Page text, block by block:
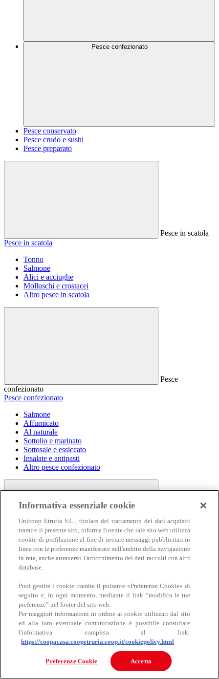
Pesce confezionato
Pesce conservato
Pesce crudo e sushi
Pesce preparato
Pesce in scatola
Pesce in scatola
Tonno
Salmone
Alici e acciughe
Molluschi e crostacei
Altro pesce in scatola
Pesce
confezionato
Pesce confezionato
Salmone
Affumicato
Al naturale
Sottolio e marinato
Sottosale e essiccato
Insalate e antipasti
Altro pesce confezionato
Carne
Carne
Bovino
Informativa essenziale cookie
Unicoop Etruria S.C., titolare del trattamento dei dati acquisiti
tramite il presente sito, informa l'utente che tale sito web utilizza
cookie di profilazione al fine di inviare messaggi pubblicitari in
linea con le preferenze manifestate nell'ambito della navigazione
in rete, anche attraverso l'arricchimento dei dati raccolti con altri
database.
Puoi gestire i cookie tramite il pulsante «Preferenze Cookie» di
seguito e, in ogni momento, mediante il link “modifica le tue
preferenze” nel footer del sito web.
Per maggiori informazioni in ordine ai cookie utilizzati dal sito
ed alla loro eventuale comunicazione è possibile consultare
l'informativa completa al link:
https://coopacasa.coopetruria.coop.it/cookiepolicy.html
Preferenze Cookie Accetta